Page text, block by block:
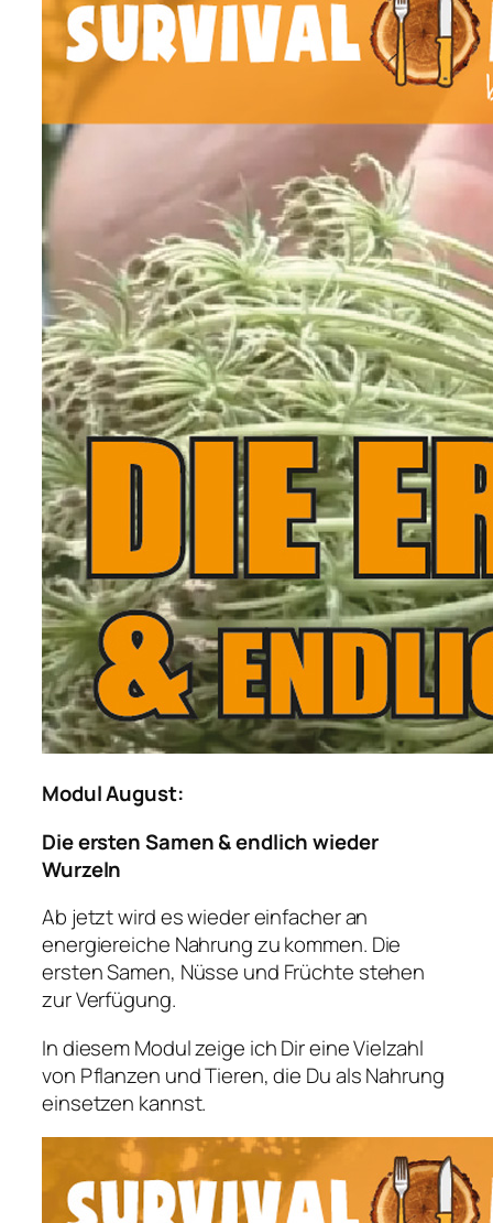
Modul August:
Die ersten Samen & endlich wieder
Wurzeln
Ab jetzt wird es wieder einfacher an
energiereiche Nahrung zu kommen. Die
ersten Samen, Nüsse und Früchte stehen
zur Verfügung.
In diesem Modul zeige ich Dir eine Vielzahl
von Pflanzen und Tieren, die Du als Nahrung
einsetzen kannst.